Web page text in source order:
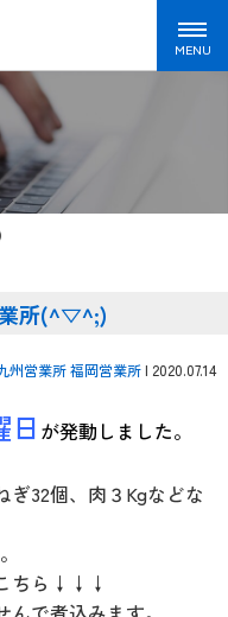
業所(^▽^;)
州営業所福岡営業所| 2020.07.14
日 が発動しました。
32個、肉３Kgなどな
ら↓↓↓